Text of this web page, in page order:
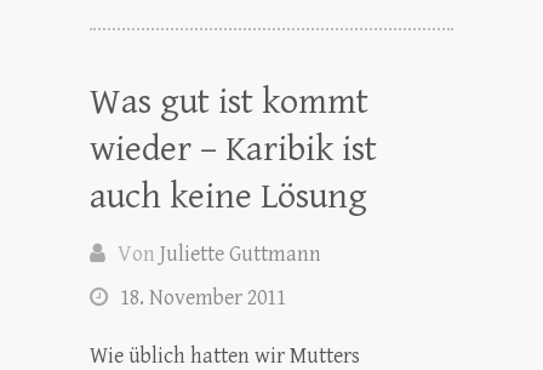
Was gut ist kommt
wieder – Karibik ist
auch keine Lösung
Von Juliette Guttmann
18. November 2011
Wie üblich hatten wir Mutters